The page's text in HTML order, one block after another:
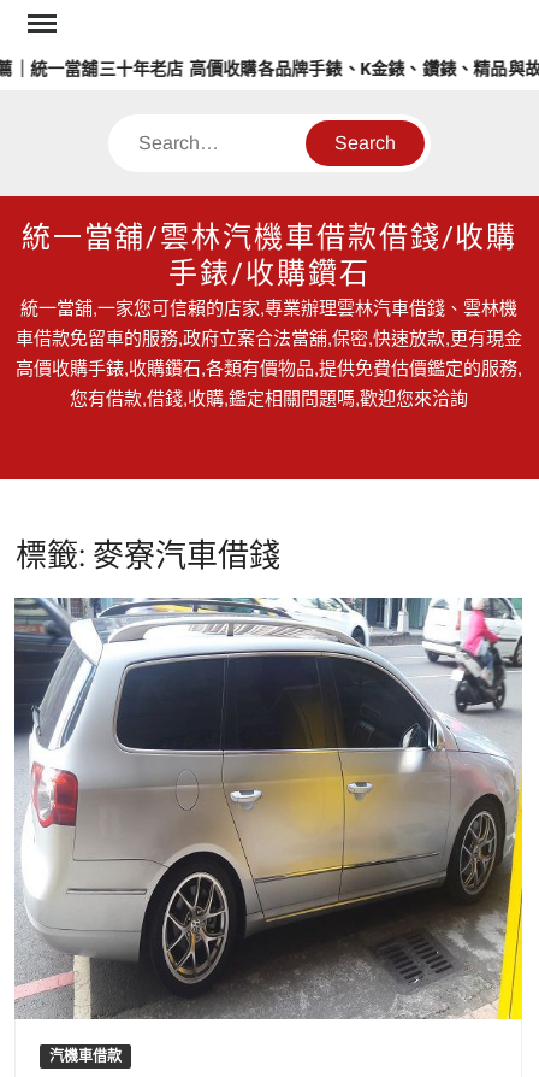
Skip
content
統一當舖三十年老店 高價收購各品牌手錶、K金錶、鑽錶、精品與故
Search
統一當舖/雲林汽機車借款借錢/收購
手錶/收購鑽石
統一當舖,一家您可信賴的店家,專業辦理雲林汽車借錢、雲林機
車借款免留車的服務,政府立案合法當舖,保密,快速放款,更有現金
高價收購手錶,收購鑽石,各類有價物品,提供免費估價鑑定的服務,
您有借款,借錢,收購,鑑定相關問題嗎,歡迎您來洽詢
標籤: 麥寮汽車借錢
汽機車借款